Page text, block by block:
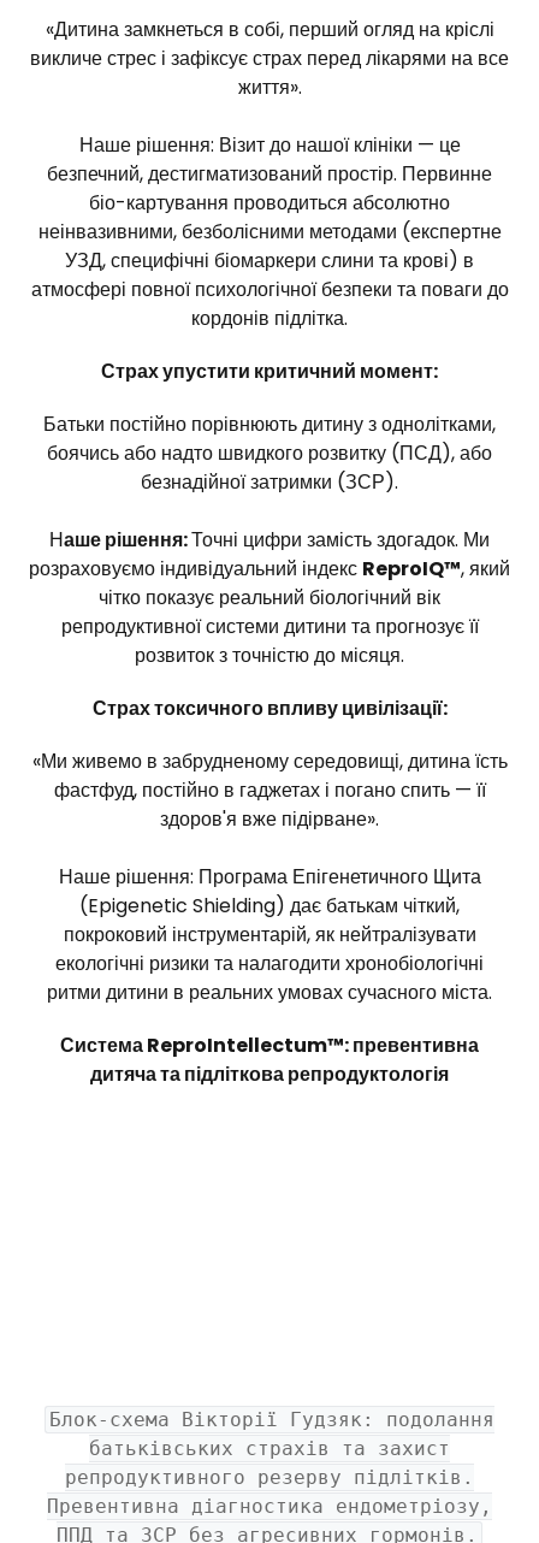
«Дитина замкнеться в собі, перший огляд на кріслі
викличе стрес і зафіксує страх перед лікарями на все
життя».
Наше рішення: Візит до нашої клініки — це
безпечний, дестигматизований простір. Первинне
біо-картування проводиться абсолютно
неінвазивними, безболісними методами (експертне
УЗД, специфічні біомаркери слини та крові) в
атмосфері повної психологічної безпеки та поваги до
кордонів підлітка.
Страх упустити критичний момент:
Батьки постійно порівнюють дитину з однолітками,
боячись або надто швидкого розвитку (ПСД), або
безнадійної затримки (ЗСР).
Наше рішення:Точні цифри замість здогадок. Ми
розраховуємо індивідуальний індекс ReproIQ™, який
чітко показує реальний біологічний вік
репродуктивної системи дитини та прогнозує її
розвиток з точністю до місяця.
Страх токсичного впливу цивілізації:
«Ми живемо в забрудненому середовищі, дитина їсть
фастфуд, постійно в гаджетах і погано спить — її
здоров'я вже підірване».
Наше рішення: Програма Епігенетичного Щита
(Epigenetic Shielding) дає батькам чіткий,
покроковий інструментарій, як нейтралізувати
екологічні ризики та налагодити хронобіологічні
ритми дитини в реальних умовах сучасного міста.
Система ReproIntellectum™: превентивна
дитяча та підліткова репродуктологія
Блок-схема Вікторії Гудзяк: подолання
батьківських страхів та захист
репродуктивного резерву підлітків.
Превентивна діагностика ендометріозу,
ППД та ЗСР без агресивних гормонів.